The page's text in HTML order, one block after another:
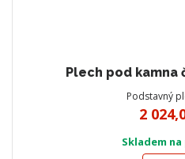
Plech pod kamna
Podstavný
2
Skladem